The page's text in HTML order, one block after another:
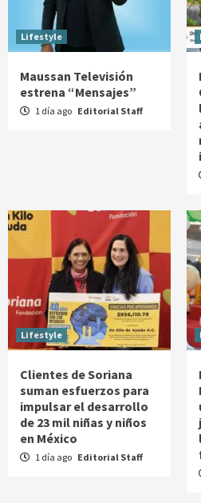
Lifestyle
Maussan Televisión
estrena “Mensajes”
1 día ago Editorial Staff
Lifestyle
Clientes de Soriana
suman esfuerzos para
impulsar el desarrollo
de 23 mil niñas y niños
en México
1 día ago Editorial Staff